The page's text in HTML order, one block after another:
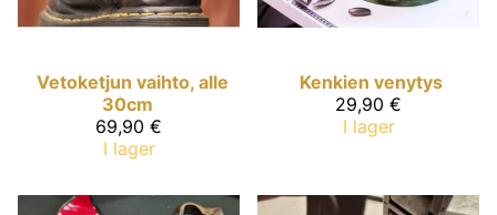
Vetoketjun vaihto, alle
30cm
69,90 €
I lager
Kenkien venytys
29,90 €
I lager